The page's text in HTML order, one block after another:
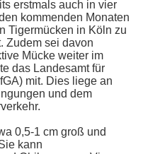
erstmals auch in vier
kommenden Monaten
Tigermücken in Köln zu
Zudem sei davon
Mücke weiter im
das Landesamt für
mit. Dies liege an
und dem
0,5-1 cm groß und
kann